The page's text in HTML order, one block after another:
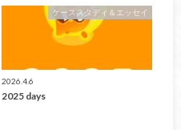
ケーススタディ＆エッセイ
2026.4.6
2025 days